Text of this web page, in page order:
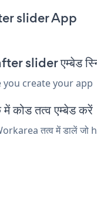
slider App
slider एम्बेड
you create your app
कोड तत्व एम्बेड करें
तत्व में डालें जो